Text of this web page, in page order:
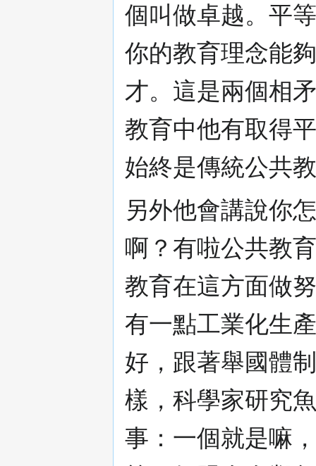
個叫做卓越。平
你的教育理念能
才。這是兩個相
教育中他有取得
始終是傳統公共
另外他會講說你
啊？有啦公共教
教育在這方面做
有一點工業化生
好，跟著舉國體
樣，科學家研究
事：一個就是嘛